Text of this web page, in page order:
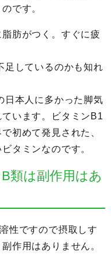
です。
肪がつく。すぐに疲
足しているのかも知れ
日本人に多かった脚気
ています。ビタミンB1
初めて発見された、
タミンなのです。
類は副作用はあ
性ですので摂取しす
作用はありません。